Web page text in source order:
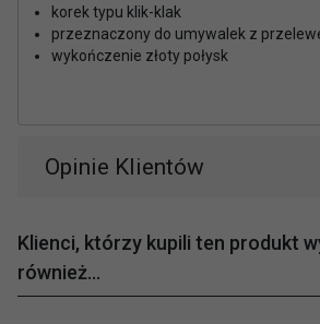
korek typu klik-klak
przeznaczony do umywalek z
wykończenie złoty połysk
Opinie Klientów
Klienci, którzy kupili ten produkt
również...